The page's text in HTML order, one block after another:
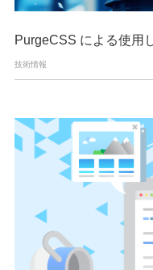
PurgeCSS による使用
技術情報